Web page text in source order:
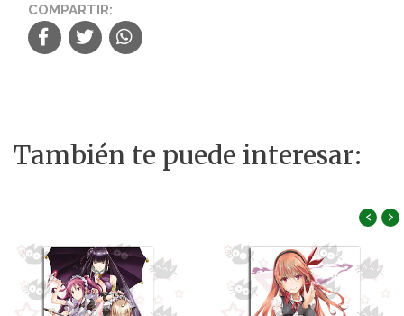
COMPARTIR:
También te puede interesar:
‹ ›